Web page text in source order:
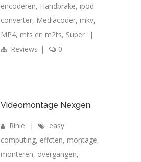
encoderen, Handbrake, ipod
converter, Mediacoder, mkv,
MP4, mts en m2ts, Super
|
Reviews | 0
Videomontage Nexgen
Rinie |
easy
computing, effcten, montage,
monteren, overgangen,